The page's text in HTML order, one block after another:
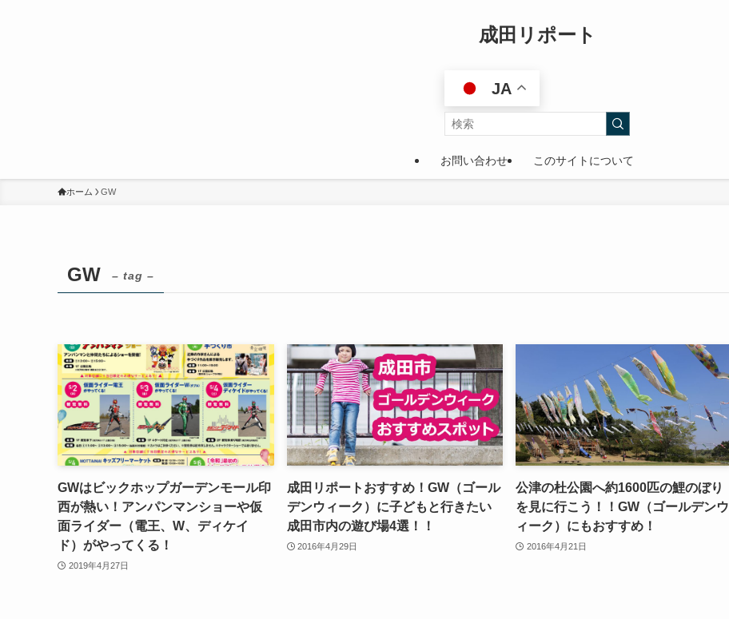
成田リポート
お問い合わせ このサイトについて
JA
ホーム GW
GW – tag –
GWはビックホップガーデンモール印
西が熱い！アンパンマンショーや仮
面ライダー（電王、W、ディケイ
ド）がやってくる！
2019年4月27日
成田リポートおすすめ！GW（ゴール
デンウィーク）に子どもと行きたい
成田市内の遊び場4選！！
2016年4月29日
公津の杜公園へ約1600匹の鯉のぼり
を見に行こう！！GW（ゴールデンウ
ィーク）にもおすすめ！
2016年4月21日